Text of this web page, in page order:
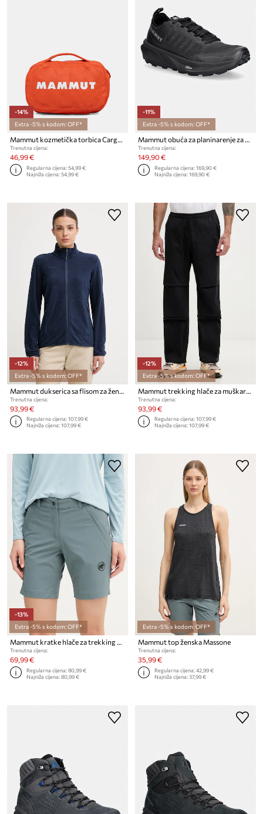
-14%
Extra -5% s kodom: OFF*
Mammut kozmetička torbica Cargo Essentials Kit
Trenutna cijena:
46,99 €
Regularna cijena:54,99 €
Najniža cijena:54,99 €
-11%
Extra -5% s kodom: OFF*
Mammut obuća za planinarenje za muškarce Aenergy Trail All Mountain Low
Trenutna cijena:
149,90 €
Regularna cijena:169,90 €
Najniža cijena:169,90 €
-12%
Extra -5% s kodom: OFF*
Trenutna cijena:
93,99 €
Regularna cijena:107,99 €
Najniža cijena:107,99 €
-12%
Extra -5% s kodom: OFF*
Trenutna cijena:
93,99 €
Regularna cijena:107,99 €
Najniža cijena:107,99 €
-13%
Extra -5% s kodom: OFF*
Mammut kratke hlače za trekking za žene Hiking V
Trenutna cijena:
69,99 €
Regularna cijena:80,99 €
Najniža cijena:80,99 €
Extra -5% s kodom: OFF*
Mammut top ženska Massone
Trenutna cijena:
35,99 €
Regularna cijena:42,99 €
Najniža cijena:37,99 €